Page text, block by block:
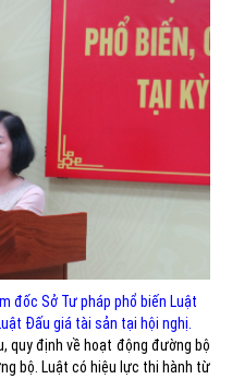
đốc Sở Tư pháp phổ biến Luật
Đấu giá tài sản tại hội nghị.
quy định về hoạt động đường bộ
bộ. Luật có hiệu lực thi hành từ